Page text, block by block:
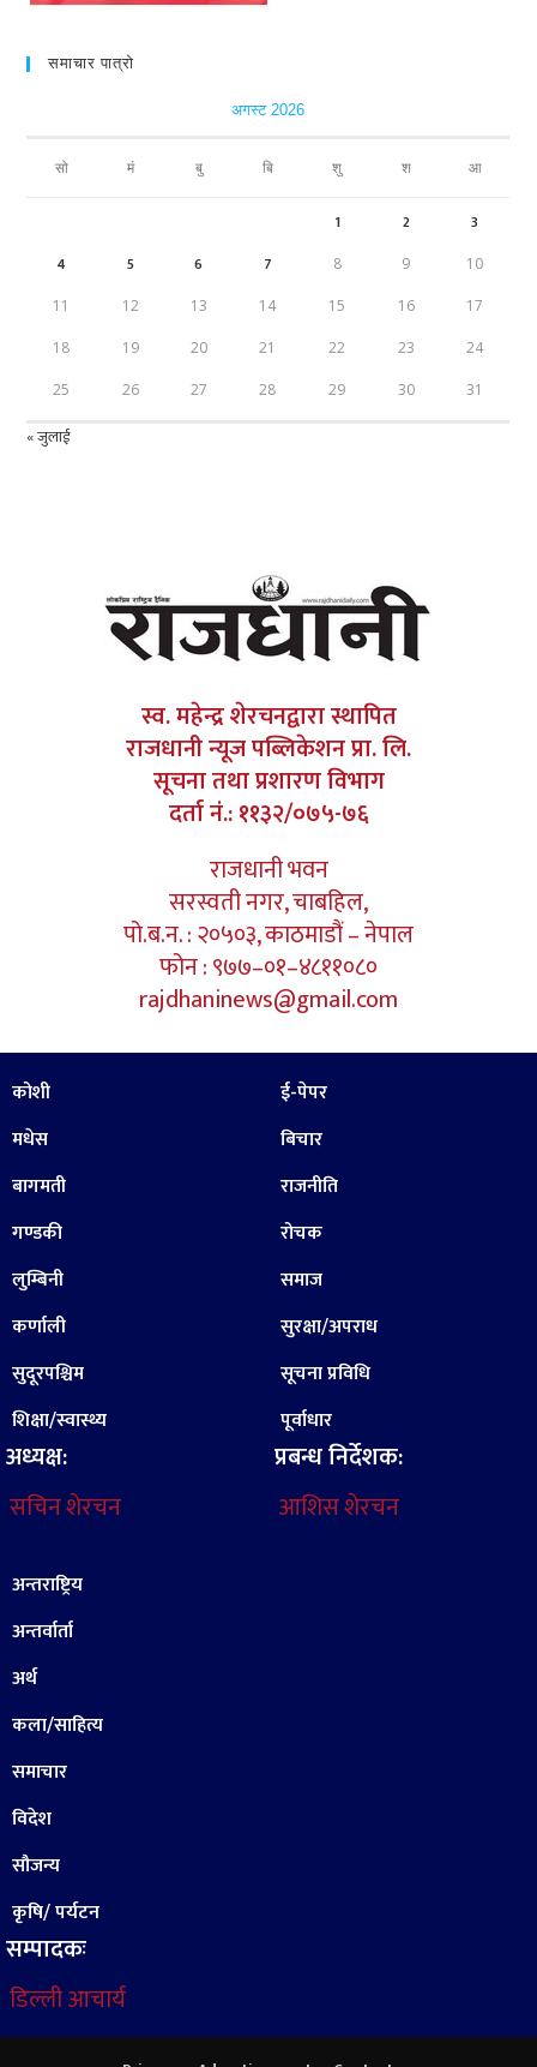
समाचार पात्रो
अगस्ट 2026
सो मं बु बि शु श आ
1 2
3
4
5 6 7 8 9 10
11 12 13 14 15 16 17
18 19 20 21 22 23 24
25 26 27 28 29 30 31
« जुलाई
स्व. महेन्द्र शेरचनद्वारा स्थापित
राजधानी न्यूज पब्लिकेशन प्रा. लि.
सूचना तथा प्रशारण विभाग
दर्ता नं.: ११३२/०७५-७६
राजधानी भवन
सरस्वती नगर, चाबहिल,
पो.ब.न. : २०५०३, काठमाडौं – नेपाल
फोन : ९७७–०१–४८११०८०
rajdhaninews@gmail.com
कोशी
मधेस
बागमती
गण्डकी
लुम्बिनी
कर्णाली
सुदूरपश्चिम
शिक्षा/स्वास्थ्य
अध्यक्ष:
सचिन शेरचन
ई-पेपर
बिचार
राजनीति
रोचक
समाज
सुरक्षा/अपराध
सूचना प्रविधि
पूर्वाधार
प्रबन्ध निर्देशक:
आशिस शेरचन
अन्तराष्ट्रिय
अन्तर्वार्ता
अर्थ
कला/साहित्य
समाचार
विदेश
सौजन्य
कृषि/ पर्यटन
सम्पादकः
डिल्ली आचार्य